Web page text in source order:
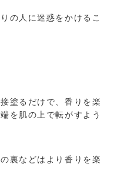
の人に迷惑をかけるこ
塗るだけで、香りを楽
を肌の上で転がすよう
裏などはより香りを楽